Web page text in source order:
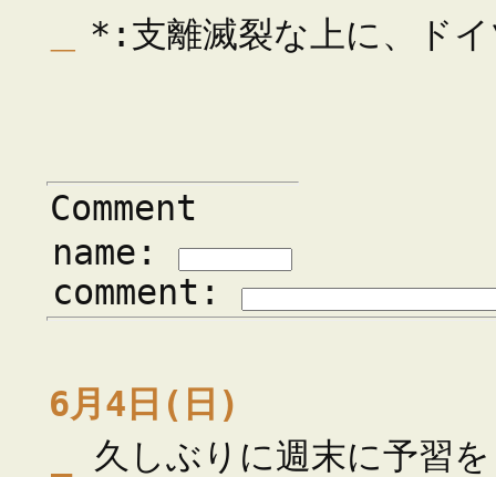
*:支離滅裂な上に、ド
Comment
name:
comment:
6月4日(日)
久しぶりに週末に予習